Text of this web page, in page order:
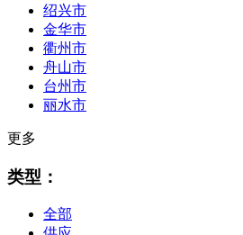
绍兴市
金华市
衢州市
舟山市
台州市
丽水市
更多
类型：
全部